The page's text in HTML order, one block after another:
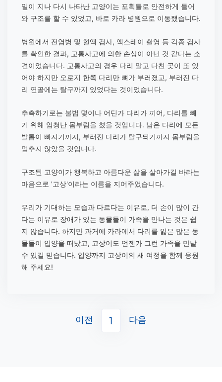
일이 지나 다시 나타난 고양이는 포획틀로 안전하게 들어
와 구조를 할 수 있었고, 바로 카라 병원으로 이동했습니다.
병원에서 전염병 및 혈액 검사, 엑스레이 촬영 등 각종 검사
를 확인한 결과, 교통사고에 의한 손상이 아닌 것 같다는 소
견이었습니다. 교통사고의 경우 다리 말고 다친 곳이 또 있
어야 하지만 오로지 한쪽 다리만 뼈가 부러졌고, 부러진 다
리 연골에는 탈구까지 있었다는 것이었습니다.
추측하기로는 불법 덫이나 어딘가 다리가 끼어, 다리를 빼
기 위해 엄청난 몸부림을 쳤을 것입니다. 남은 다리에 모든
발톱이 빠지기까지, 부러진 다리가 탈구되기까지 몸부림을
멈추지 않았을 것입니다.
구조된 고양이가 행복하고 아름다운 삶을 살아가길 바라는
마음으로 '고상'이라는 이름을 지어주었습니다.
우리가 기대하는 모습과 다르다는 이유로, 더 손이 많이 간
다는 이유로 장애가 있는 동물들이 가족을 만나는 것은 쉽
지 않습니다. 하지만 과거에 카라에서 다리를 잃은 많은 동
물들이 입양을 떠났고, 고상이도 언젠가 그런 가족을 만날
수 있길 믿습니다. 입양까지 고상이의 새 여정을 함께 응원
해 주세요!
이전 1 다음